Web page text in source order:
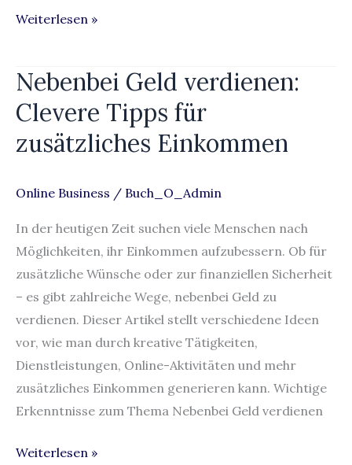
Weiterlesen »
Nebenbei Geld verdienen:
Clevere Tipps für
zusätzliches Einkommen
Online Business / Buch_O_Admin
In der heutigen Zeit suchen viele Menschen nach
Möglichkeiten, ihr Einkommen aufzubessern. Ob für
zusätzliche Wünsche oder zur finanziellen Sicherheit
– es gibt zahlreiche Wege, nebenbei Geld zu
verdienen. Dieser Artikel stellt verschiedene Ideen
vor, wie man durch kreative Tätigkeiten,
Dienstleistungen, Online-Aktivitäten und mehr
zusätzliches Einkommen generieren kann. Wichtige
Erkenntnisse zum Thema Nebenbei Geld verdienen
Nebenbei
Geld
verdienen:
Clevere
für
Einkommen
Weiterlesen »